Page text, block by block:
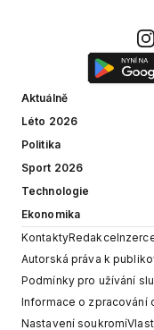
Aktuálně
Léto 2026
Politika
Sport 2026
Technologie
Ekonomika
KontaktyRedakce
Autorská práva k
Podmínky pro užívání
Informace o zpracování
Nastavení soukromí